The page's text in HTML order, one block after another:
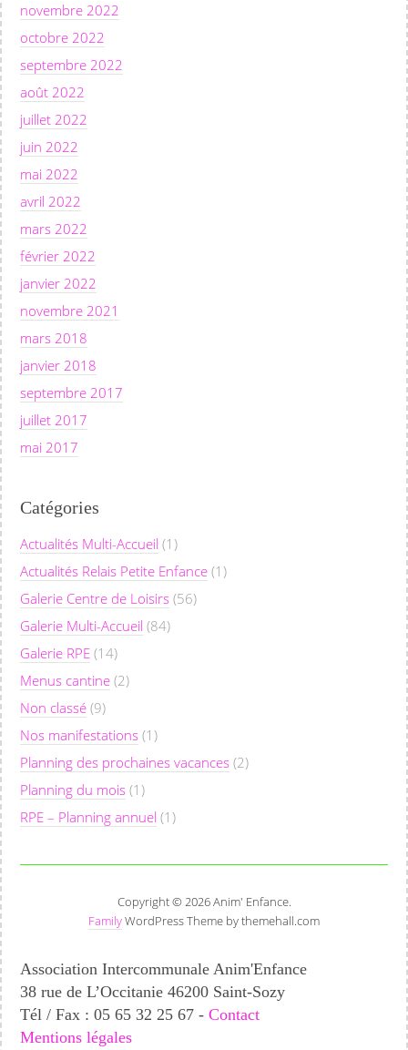
novembre 2022
octobre 2022
septembre 2022
août 2022
juillet 2022
juin 2022
mai 2022
avril 2022
mars 2022
février 2022
janvier 2022
novembre 2021
mars 2018
janvier 2018
septembre 2017
juillet 2017
mai 2017
Catégories
Actualités Multi-Accueil (1)
Actualités Relais Petite Enfance (1)
Galerie Centre de Loisirs (56)
Galerie Multi-Accueil (84)
Galerie RPE (14)
Menus cantine (2)
Non classé (9)
Nos manifestations (1)
Planning des prochaines vacances (2)
Planning du mois (1)
RPE – Planning annuel (1)
Copyright © 2026 Anim' Enfance.
FamilyWordPress Theme by themehall.com
Association Intercommunale Anim'Enfance
38 rue de L’Occitanie 46200 Saint-Sozy
Tél / Fax : 05 65 32 25 67 - Contact
Mentions légales